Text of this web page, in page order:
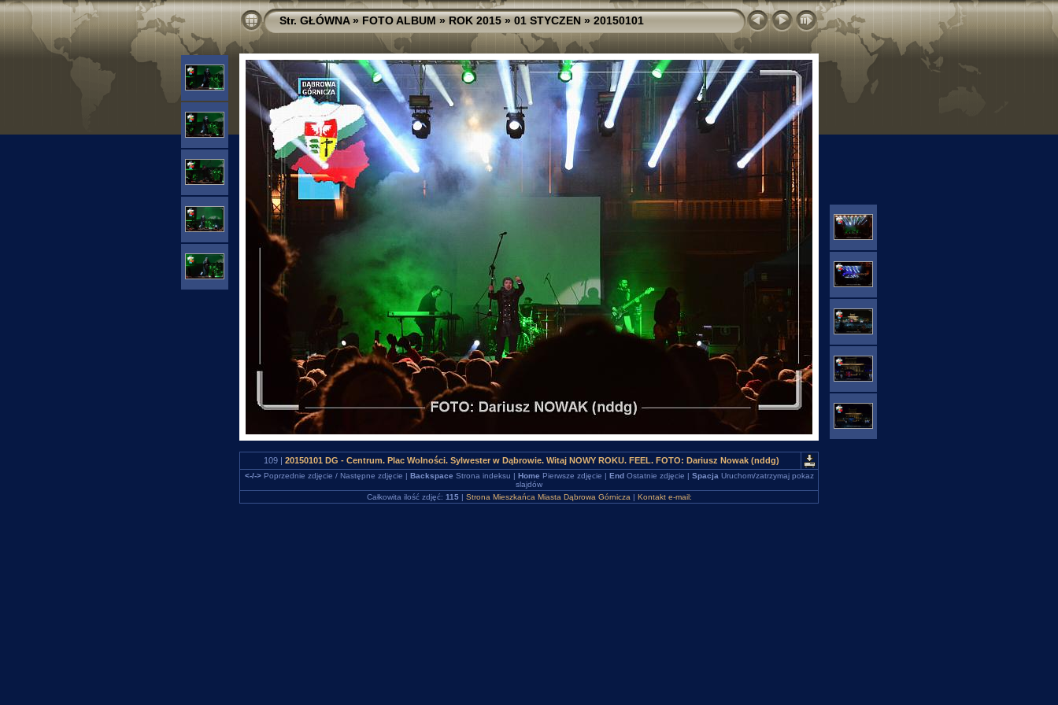
Str. GŁÓWNA»FOTO ALBUM»ROK 2015»01 STYCZEN»20150101
109 | 20150101 DG - Centrum. Plac Wolności. Sylwester w Dąbrowie. Witaj NOWY ROKU. FEEL. FOTO: Dariusz Nowak (nddg)
<-/->Poprzednie zdjęcie / Następne zdjęcie | Backspace Strona indeksu | Home Pierwsze zdjęcie | EndOstatnie zdjęcie | Spacja Uruchom/zatrzymaj pokaz
slajdów
Całkowita ilość zdjęć: 115| Strona Mieszkańca Miasta Dąbrowa Górnicza | Kontakt e-mail: